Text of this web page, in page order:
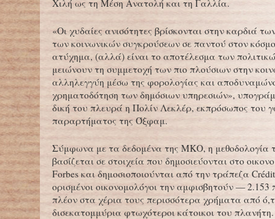
Χιλή ως τη Μέση Ανατολή και τη Γαλλία.
«Οι χυδαίες ανισότητες βρίσκονται στην καρδιά
των κοινωνικών συγκρούσεων σε παντού στον
ατύχημα, (αλλά) είναι το αποτέλεσμα των
μειώνουν τη συμμετοχή των πιο πλούσιων στην
αλληλεγγύη μέσω της φορολογίας και
χρηματοδότηση των δημόσιων υπηρεσιών»,
δική του πλευρά η Πολίν Λεκλέρ, εκπρόσωπος του
παραρτήματος της Όξφαμ.
Σύμφωνα με τα δεδομένα της ΜΚΟ, η μεθοδολογία
βασίζεται σε στοιχεία που δημοσιεύονται στο
Forbes και δημοσιοποιούνται από την τράπεζα
ορισμένοι οικονομολόγοι την αμφισβητούν —
πλέον στα χέρια τους περισσότερα χρήματα από
δισεκατομμύρια φτωχότεροι κάτοικοι του πλανήτη.